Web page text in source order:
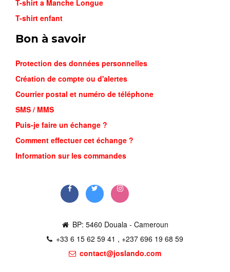
SANDALE ...
18,000FCFA
T-shirt a Manche Longue
T-shirt enfant
Bon à savoir
Protection des données personnelles
Création de compte ou d'alertes
Courrier postal et numéro de téléphone
SMS / MMS
Puis-je faire un échange ?
Comment effectuer cet échange ?
Information sur les commandes
BP: 5460 Douala - Cameroun
+33 6 15 62 59 41 , +237 696 19 68 59
contact@joslando.com